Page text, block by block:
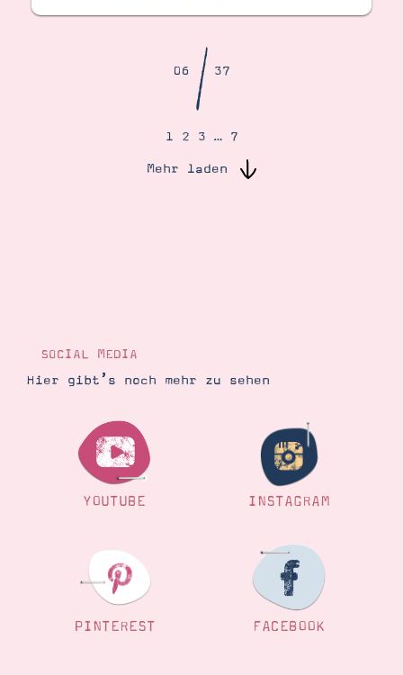
Datenschutz
06/37
1 2 3 … 7
Mehr laden
SOCIAL MEDIA
Hier gibt’s noch mehr zu sehen
YOUTUBE INSTAGRAM
PINTEREST FACEBOOK